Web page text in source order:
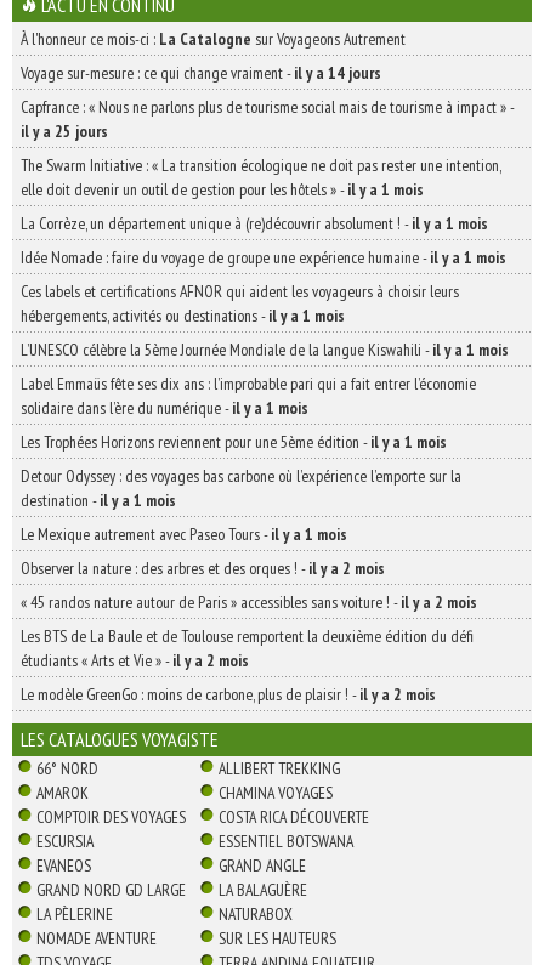
L'ACTU EN CONTINU
À l'honneur ce mois-ci : La Catalogne sur Voyageons Autrement
Voyage sur-mesure : ce qui change vraiment-il y a 14 jours
Capfrance : « Nous ne parlons plus de tourisme social mais de tourisme à impact »-
il y a 25 jours
The Swarm Initiative : « La transition écologique ne doit pas rester une intention,
elle doit devenir un outil de gestion pour les hôtels »-il y a 1 mois
La Corrèze, un département unique à (re)découvrir absolument ! -il y a 1 mois
Idée Nomade : faire du voyage de groupe une expérience humaine-il y a 1 mois
Ces labels et certifications AFNOR qui aident les voyageurs à choisir leurs
hébergements, activités ou destinations-il y a 1 mois
L’UNESCO célèbre la 5ème Journée Mondiale de la langue Kiswahili -il y a 1 mois
Label Emmaüs fête ses dix ans : l’improbable pari qui a fait entrer l’économie
solidaire dans l’ère du numérique-il y a 1 mois
Les Trophées Horizons reviennent pour une 5ème édition -il y a 1 mois
Detour Odyssey : des voyages bas carbone où l’expérience l’emporte sur la
destination -il y a 1 mois
Le Mexique autrement avec Paseo Tours-il y a 1 mois
Observer la nature : des arbres et des orques ! -il y a 2 mois
« 45 randos nature autour de Paris » accessibles sans voiture ! -il y a 2 mois
Les BTS de La Baule et de Toulouse remportent la deuxième édition du défi
étudiants « Arts et Vie »-il y a 2 mois
Le modèle GreenGo : moins de carbone, plus de plaisir ! -il y a 2 mois
LES CATALOGUES VOYAGISTE
66° NORD
ALLIBERT TREKKING
AMAROK
CHAMINA VOYAGES
COMPTOIR DES VOYAGES
COSTA RICA DÉCOUVERTE
ESCURSIA
ESSENTIEL BOTSWANA
EVANEOS
GRAND ANGLE
GRAND NORD GD LARGE
LA BALAGUÈRE
LA PÈLERINE
NATURABOX
NOMADE AVENTURE
SUR LES HAUTEURS